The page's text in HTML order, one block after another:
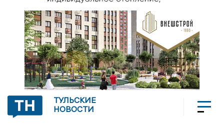
ТУЛЬСКИЕ
НОВОСТИ